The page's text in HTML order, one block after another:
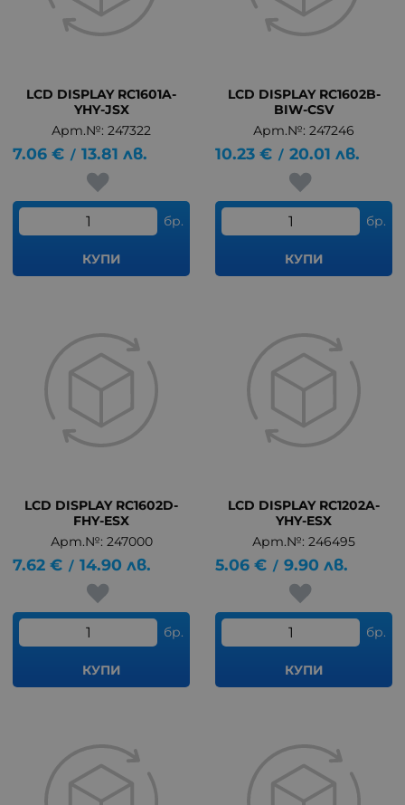
LCD DISPLAY RC1601A-
YHY-JSX
Арт.№: 247322
7.06 € / 13.81 лв.
бр.
КУПИ
LCD DISPLAY RC1602B-
BIW-CSV
Арт.№: 247246
10.23 € / 20.01 лв.
бр.
КУПИ
LCD DISPLAY RC1602D-
FHY-ESX
Арт.№: 247000
7.62 € / 14.90 лв.
бр.
КУПИ
LCD DISPLAY RC1202A-
YHY-ESX
Арт.№: 246495
5.06 € / 9.90 лв.
бр.
КУПИ